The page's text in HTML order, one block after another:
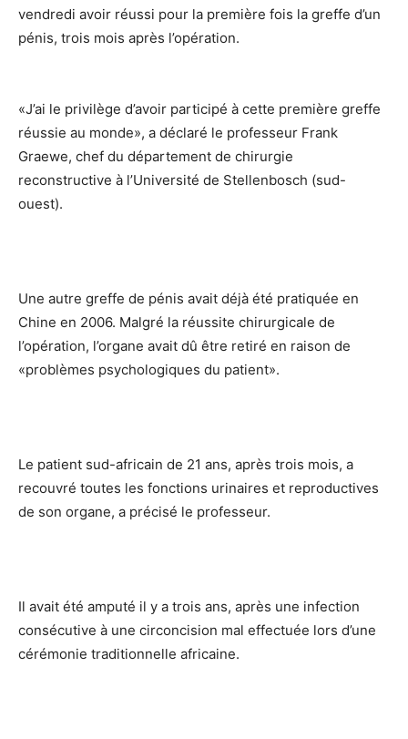
vendredi avoir réussi pour la première fois la greffe d’un
pénis, trois mois après l’opération.
«J’ai le privilège d’avoir participé à cette première greffe
réussie au monde», a déclaré le professeur Frank
Graewe, chef du département de chirurgie
reconstructive à l’Université de Stellenbosch (sud-
ouest).
Une autre greffe de pénis avait déjà été pratiquée en
Chine en 2006. Malgré la réussite chirurgicale de
l’opération, l’organe avait dû être retiré en raison de
«problèmes psychologiques du patient».
Le patient sud-africain de 21 ans, après trois mois, a
recouvré toutes les fonctions urinaires et reproductives
de son organe, a précisé le professeur.
Il avait été amputé il y a trois ans, après une infection
consécutive à une circoncision mal effectuée lors d’une
cérémonie traditionnelle africaine.